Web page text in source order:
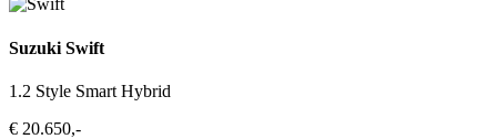
Suzuki Swift
1.2 Style Smart Hybrid
€ 20.650,-